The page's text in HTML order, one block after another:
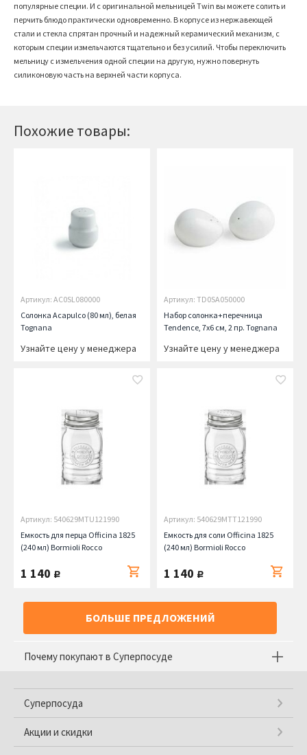
Похожие товары:
Артикул: AC0SL080000
Солонка Acapulco (80 мл), белая
Tognana
Узнайте цену у менеджера
Артикул: TD0SA050000
Набор солонка+перечница
Tendence, 7x6 см, 2 пр. Tognana
Узнайте цену у менеджера
Артикул: 540629MTU121990
Емкость для перца Officina 1825
(240 мл) Bormioli Rocco
1 140 руб.
Артикул: 540629MTT121990
Емкость для соли Officina 1825
(240 мл) Bormioli Rocco
1 140 руб.
БОЛЬШЕ ПРЕДЛОЖЕНИЙ
популярные специи. И с оригинальной мельницей Twin вы можете солить и
перчить блюдо практически одновременно. В корпусе из нержавеющей
стали и стекла спрятан прочный и надежный керамический механизм, с
которым специи измельчаются тщательно и без усилий. Чтобы переключить
мельницу с измельчения одной специи на другую, нужно повернуть
силиконовую часть на верхней части корпуса.
Почему покупают в Суперпосуде
Суперпосуда
Акции и скидки